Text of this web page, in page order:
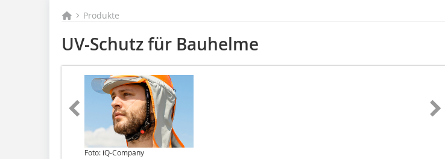
Produkte
UV-Schutz für Bauhelme
Foto: iQ-Company